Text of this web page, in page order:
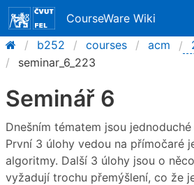
CourseWare Wiki
b252
courses acm
seminar_6_223
Seminář 6
Dnešním tématem jsou
První 3 úlohy vedou na přímočaré
algoritmy. Další 3 úlohy jsou o
vyžadují trochu přemýšlení, co že